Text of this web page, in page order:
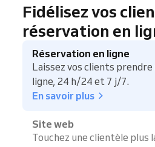
Fidélisez vos
réservation en
Réservation en ligne
Laissez vos clients
ligne, 24 h/24 et 7 j/7.
En savoir plus
Site web
Touchez une clientèle plus